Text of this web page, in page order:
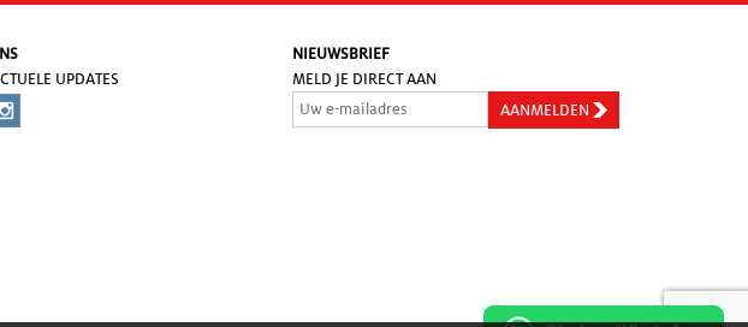
UPDATES
NIEUWSBRIEF
MELD JE DIRECT AAN